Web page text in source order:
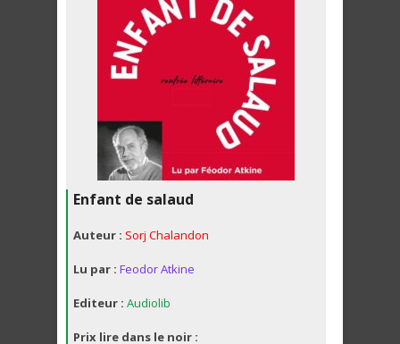
Enfant de salaud
Auteur : Sorj Chalandon
Lu par : Feodor Atkine
Editeur : Audiolib
Prix lire dans le noir :